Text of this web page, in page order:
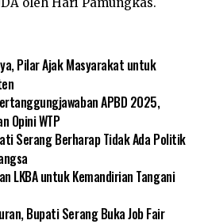
oleh Hari Pamungkas.
Pilar Ajak Masyarakat untuk
APBD 2025,
Opini WTP
Serang Berharap Tidak Ada Politik
LKBA untuk Kemandirian Tangani
Bupati Serang Buka Job Fair